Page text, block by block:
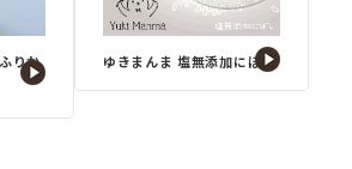
りか
ゆきまんま 塩無添加にぼし